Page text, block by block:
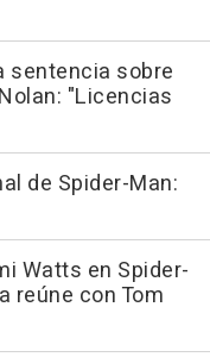
sentencia sobre
"Licencias
de Spider-Man:
Watts en Spider-
reúne con Tom